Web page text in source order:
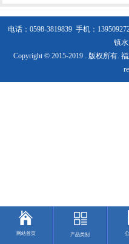
电话：0598-3819839 手机：
镇
Copyright © 2015-2019 . 版权所有.
网站首页 产品类别